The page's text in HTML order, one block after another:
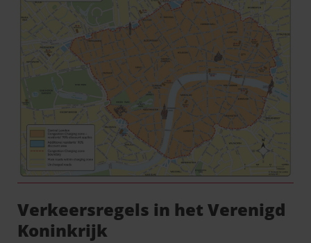
Verkeersregels in het Verenigd
Koninkrijk